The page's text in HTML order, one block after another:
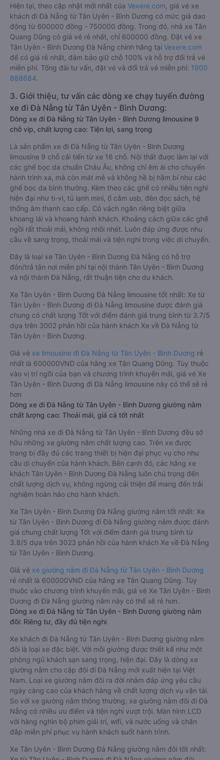
Hiện tại, theo cập nhật mới nhất của Vexere.com , giá vé xe
khách đi Đà Nẵng từ Tân Uyên - Bình Dương có mức giá dao
động từ 600000 đồng - 750000 đồng. Trong đó, nhà xe Tân
Quang Dũng có giá vé rẻ nhất, chỉ 600000 đồng. Đặt vé xe
Tân Uyên - Bình Dương Đà Nẵng chính hãng tại Vexere.com
để có giá rẻ nhất, đảm bảo giữ chỗ 100% và hỗ trợ đổi trả vé
miễn phí. Tổng đài tư vấn, đặt vé và đổi trả vé miễn phí: 1900
888684.
3. Giới thiệu, tư vấn các dòng xe chạy tuyến đường
xe đi Đà Nẵng từ Tân Uyên - Bình Dương:
Dòng xe đi Đà Nẵng từ Tân Uyên - Bình Dương limousine 9
chỗ vip, chất lượng cao: Tiện lợi, sang trọng
Là sản phẩm xe đi Đà Nẵng từ Tân Uyên - Bình Dương
limousine 9 chỗ cải tiến từ xe 16 chỗ. Nội thất được làm lại với
các ghế bọc da chuẩn Châu Âu, không chỉ êm ái cho chuyến
hành trình xa, mà còn mát mẻ và không hề bị hầm bí như các
ghế bọc da bình thường. Kèm theo các ghế có nhiều tiện nghi
hiện đại như ti-vi, tủ lạnh mini, ổ cắm usb, đèn đọc sách, hệ
thống âm thanh cao cấp. Có vách ngăn riêng biệt giữa
khoang lái và khoang hành khách. Khoảng cách giữa các ghế
ngồi rất thoải mái, không nhồi nhét. Luôn đáp ứng được nhu
cầu về sang trọng, thoải mái và tiện nghi trong việc di chuyển.
Đây là loại xe Tân Uyên - Bình Dương Đà Nẵng có hỗ trợ
đón/trả tận nơi miễn phí tại nội thành Tân Uyên - Bình Dương
và nội thành Đà Nẵng, rất thuận tiện cho du khách.
Xe Tân Uyên - Bình Dương Đà Nẵng limousine tốt nhất: Xe từ
Tân Uyên - Bình Dương đi Đà Nẵng limousine được đánh giá
chung có chất lượng Tốt với điểm đánh giá trung bình từ 3.7/5
dựa trên 3002 phản hồi của hành khách Xe về Đà Nẵng từ
Tân Uyên - Bình Dương.
Giá vé xe limousine đi Đà Nẵng từ Tân Uyên - Bình Dương rẻ
nhất là 600000VND của hãng xe Tân Quang Dũng. Tùy thuộc
vào vị trí ngồi của bạn và chương trình khuyến mãi, giá vé Xe
Tân Uyên - Bình Dương đi Đà Nẵng limousine này có thể sẽ rẻ
hơn
Dòng xe đi Đà Nẵng từ Tân Uyên - Bình Dương giường nằm
chất lượng cao: Thoải mái, giá cả tốt nhất
Những nhà xe đi Đà Nẵng từ Tân Uyên - Bình Dương đều sở
hữu những xe giường nằm chất lượng cao. Trên xe được
trang bị đầy đủ các trang thiết bị hiện đại phục vụ cho nhu
cầu di chuyển của hành khách. Bên cạnh đó, các hãng xe
khách Tân Uyên - Bình Dương Đà Nẵng luôn chú trọng đến
chất lượng dịch vụ, không ngừng cải thiện để mang đến trải
nghiệm hoàn hảo cho hành khách.
Xe Tân Uyên - Bình Dương Đà Nẵng giường nằm tốt nhất: Xe
từ Tân Uyên - Bình Dương đi Đà Nẵng giường nằm được đánh
giá chung chất lượng Tốt với điểm đánh giá trung bình từ
3.8/5 dựa trên 3023 phản hồi của hành khách Xe về Đà Nẵng
từ Tân Uyên - Bình Dương.
Giá vé xe giường nằm đi Đà Nẵng từ Tân Uyên - Bình Dương
rẻ nhất là 600000VND của hãng xe Tân Quang Dũng. Tùy
thuộc vào chương trình khuyến mãi, giá vé Xe Tân Uyên - Bình
Dương đi Đà Nẵng giường nằm này có thể sẽ rẻ hơn.
Dòng xe đi Đà Nẵng từ Tân Uyên - Bình Dương giường nằm
đôi: Riêng tư, đầy đủ tiện nghi
Xe khách đi Đà Nẵng từ Tân Uyên - Bình Dương giường nằm
đôi là loại xe đặc biệt. Với mỗi giường được thiết kế như một
phòng ngủ khách sạn sang trọng, hiện đại. Đây là dòng xe
giường nằm cho cặp đôi đi Đà Nẵng mới xuất hiện tại Việt
Nam. Loại xe giường nằm đôi ra đời nhằm đáp ứng yêu cầu
ngày càng cao của khách hàng về chất lượng dịch vụ vận tải.
So với xe giường nằm thông thường, xe giường nằm đôi đi Đà
Nẵng có nhiều ưu điểm và tiện nghi vượt trội. Màn hình LCD
với hàng nghìn bộ phim giải trí, wifi, và nước uống và chăn
đắp miễn phí phục vụ hành khách suốt hành trình.
Xe Tân Uyên - Bình Dương Đà Nẵng giường nằm đôi tốt nhất: